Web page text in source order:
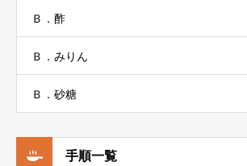
Ｂ．酢
Ｂ．みりん
Ｂ．砂糖
手順一覧